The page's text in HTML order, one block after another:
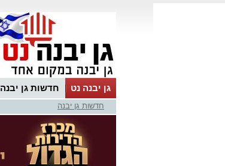
גן יבנה נט חדשות גן יבנה
MyKehila
חדשות גן יבנה